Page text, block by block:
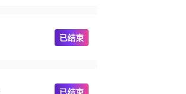
已结束